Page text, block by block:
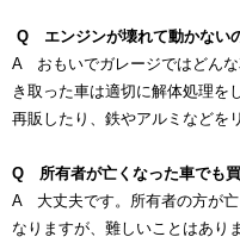
Q エンジンが壊れて動かない
A おもいでガレージではどんな
き取った車は適切に解体処理を
再販したり、鉄やアルミなどを
Q 所有者が亡くなった車でも
A 大丈夫です。所有者の方が
なりますが、難しいことはあり